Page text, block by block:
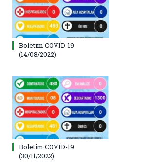
Boletim COVID-19
(14/08/2022)
Boletim COVID-19
(30/11/2022)